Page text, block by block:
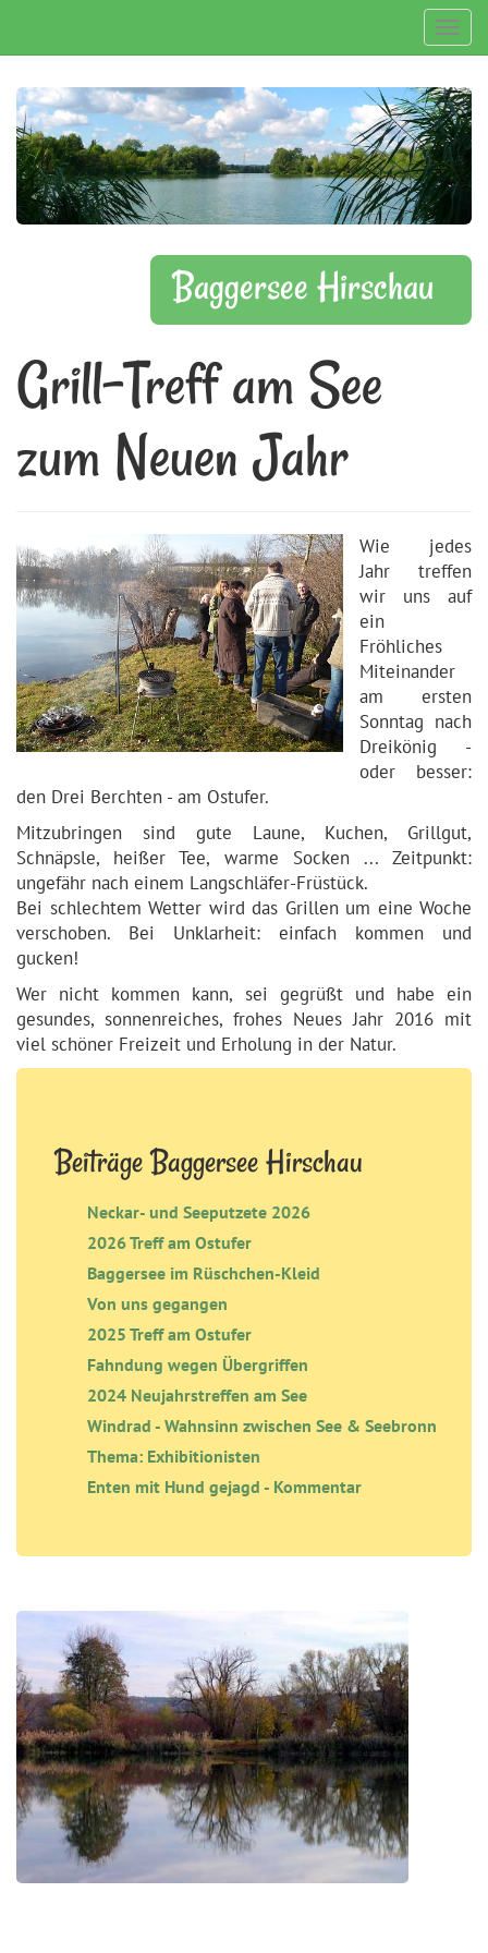
Baggersee Hirschau
Grill-Treff am See
zum Neuen Jahr
Wie jedes
Jahr treffen
wir uns auf
ein
Fröhliches
Miteinander
am ersten
Sonntag nach
Dreikönig -
oder besser:
den Drei Berchten - am Ostufer.
Mitzubringen sind gute Laune, Kuchen, Grillgut,
Schnäpsle, heißer Tee, warme Socken ... Zeitpunkt:
ungefähr nach einem Langschläfer-Früstück.
Bei schlechtem Wetter wird das Grillen um eine Woche
verschoben. Bei Unklarheit: einfach kommen und
gucken!
Wer nicht kommen kann, sei gegrüßt und habe ein
gesundes, sonnenreiches, frohes Neues Jahr 2016 mit
viel schöner Freizeit und Erholung in der Natur.
Beiträge Baggersee Hirschau
Neckar- und Seeputzete 2026
2026 Treff am Ostufer
Baggersee im Rüschchen-Kleid
Von uns gegangen
2025 Treff am Ostufer
Fahndung wegen Übergriffen
2024 Neujahrstreffen am See
Windrad - Wahnsinn zwischen See & Seebronn
Thema: Exhibitionisten
Enten mit Hund gejagd - Kommentar